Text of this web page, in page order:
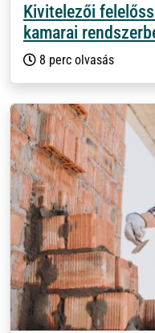
Kivitelezői
kamarai
8 perc olvasás